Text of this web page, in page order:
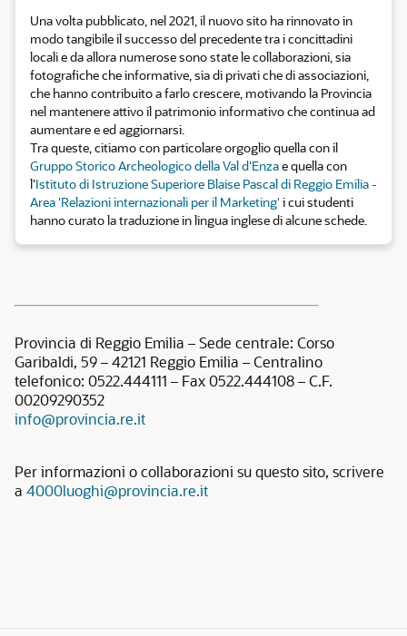
Una volta pubblicato, nel 2021, il nuovo sito ha rinnovato in
modo tangibile il successo del precedente tra i concittadini
locali e da allora numerose sono state le collaborazioni, sia
fotografiche che informative, sia di privati che di associazioni,
che hanno contribuito a farlo crescere, motivando la Provincia
nel mantenere attivo il patrimonio informativo che continua ad
aumentare e ed aggiornarsi.
Tra queste, citiamo con particolare orgoglio quella con il
Gruppo Storico Archeologico della Val d'Enzae quella con
l'Istituto di Istruzione Superiore Blaise Pascal di Reggio Emilia -
Area 'Relazioni internazionali per il Marketing'i cui studenti
hanno curato la traduzione in lingua inglese di alcune schede.
Provincia di Reggio Emilia – Sede centrale: Corso
Garibaldi, 59 – 42121 Reggio Emilia – Centralino
telefonico: 0522.444111 – Fax 0522.444108 – C.F.
00209290352
info@provincia.re.it
Per informazioni o collaborazioni su questo sito, scrivere
a 4000luoghi@provincia.re.it